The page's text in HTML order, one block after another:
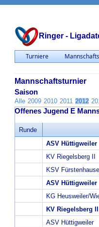
Ringer -
Turniere
Mannschaftsturnier
Saison
Alle 2009 2010 2011 2012
Offenes Jugend E
Runde
ASV Hüttigweiler
KV Riegelsberg II
KSV
ASV Hüttigweiler
KG Heusweiler/
KV Riegelsberg II
ASV Hüttigweiler